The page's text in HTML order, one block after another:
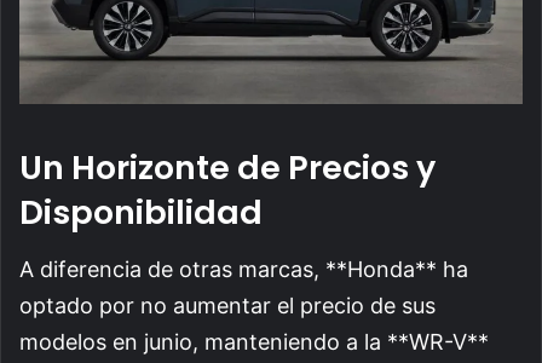
Un Horizonte de Precios y
Disponibilidad
A diferencia de otras marcas, **Honda** ha
optado por no aumentar el precio de sus
modelos en junio, manteniendo a la **WR-V**